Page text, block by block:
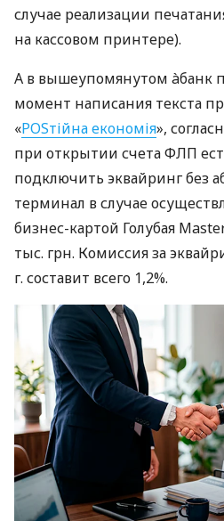
случае реализации
на кассовом принтере).
А в вышеупомянутом àбанк
момент написания текста
«POSтійна економія»,
при открытии счета ФЛП
подключить эквайринг без
терминал в случае
бизнес-картой Голубая
тыс. грн. Комиссия за
г. составит всего 1,2%.